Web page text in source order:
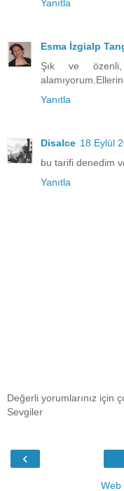
Yanıtla
Esma İzgialp
Şık ve özenli,
Yanıtla
Disalce 18 Eylül
bu tarifi denedim
Yanıtla
Değerli yorumlarınız için
Sevgiler
‹
Web